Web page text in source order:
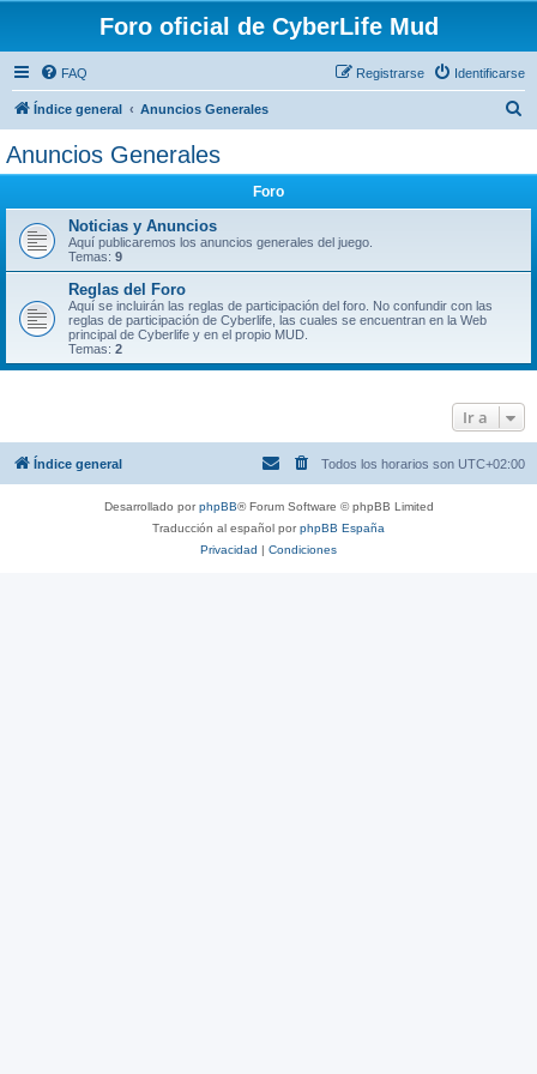
Foro oficial de CyberLife Mud
FAQ Identificarse
Registrarse
Índice general Anuncios Generales
Anuncios Generales
Foro
Noticias y Anuncios
Aquí publicaremos los anuncios generales del juego.
Temas: 9
Reglas del Foro
Aquí se incluirán las reglas de participación del foro. No confundir con las
reglas de participación de Cyberlife, las cuales se encuentran en la Web
principal de Cyberlife y en el propio MUD.
Temas: 2
Ir a
Índice general Todos los horarios son UTC+02:00
Desarrollado porphpBB® Forum Software © phpBB Limited
Traducción al español porphpBB España
Privacidad | Condiciones